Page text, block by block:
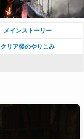
メインストーリー
クリア後のやりこみ